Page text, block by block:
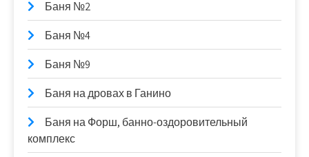
Баня №2
Баня №4
Баня №9
Баня на дровах в Ганино
Баня на Форш, банно-оздоровительный
комплекс